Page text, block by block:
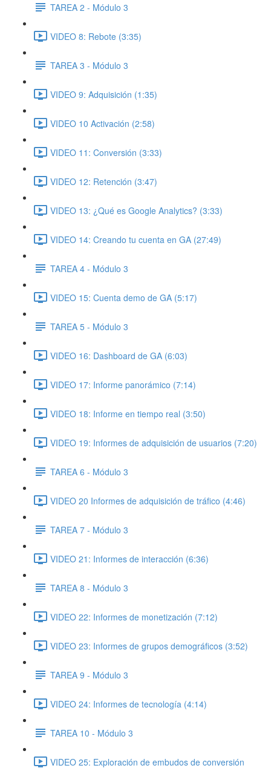
TAREA 2 - Módulo 3
VIDEO 8: Rebote (3:35)
TAREA 3 - Módulo 3
VIDEO 9: Adquisición (1:35)
VIDEO 10 Activación (2:58)
VIDEO 11: Conversión (3:33)
VIDEO 12: Retención (3:47)
VIDEO 13: ¿Qué es Google Analytics? (3:33)
VIDEO 14: Creando tu cuenta en GA (27:49)
TAREA 4 - Módulo 3
VIDEO 15: Cuenta demo de GA (5:17)
TAREA 5 - Módulo 3
VIDEO 16: Dashboard de GA (6:03)
VIDEO 17: Informe panorámico (7:14)
VIDEO 18: Informe en tiempo real (3:50)
VIDEO 19: Informes de adquisición de usuarios (7:20)
TAREA 6 - Módulo 3
VIDEO 20 Informes de adquisición de tráfico (4:46)
TAREA 7 - Módulo 3
VIDEO 21: Informes de interacción (6:36)
TAREA 8 - Módulo 3
VIDEO 22: Informes de monetización (7:12)
VIDEO 23: Informes de grupos demográficos (3:52)
TAREA 9 - Módulo 3
VIDEO 24: Informes de tecnología (4:14)
TAREA 10 - Módulo 3
VIDEO 25: Exploración de embudos de conversión